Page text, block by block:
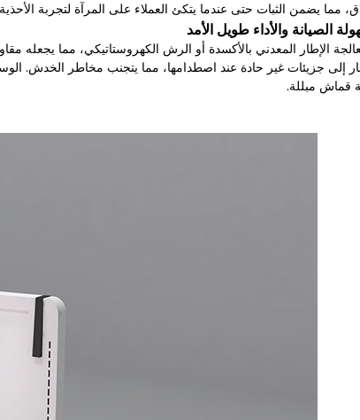
مما يضمن الثبات حتى عندما يتكئ العملاء على المرآة لتجربة
الإطار المعدني بالأكسدة أو الرش الكهروستاتيكي، مما يجعله
إلى جزيئات غير حادة عند اصطدامها، مما يتجنب مخاطر الخدش.
قماش مبللة.